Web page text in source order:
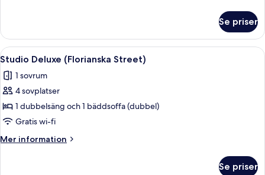
different
locations
(6
adults)
Selected
at
Check-
different
(6
adults)
Se priser
Öppna
alla
foton
för
Studio
Deluxe
(Florianska
Street)
Ett modernt vardagsrum med en
15
Studio Deluxe (Florianska Street)
1 sovrum
4 sovplatser
1 dubbelsäng och 1 bäddsoffa (dubbel)
Gratis wi-fi
Mer information
Mer
Se priser